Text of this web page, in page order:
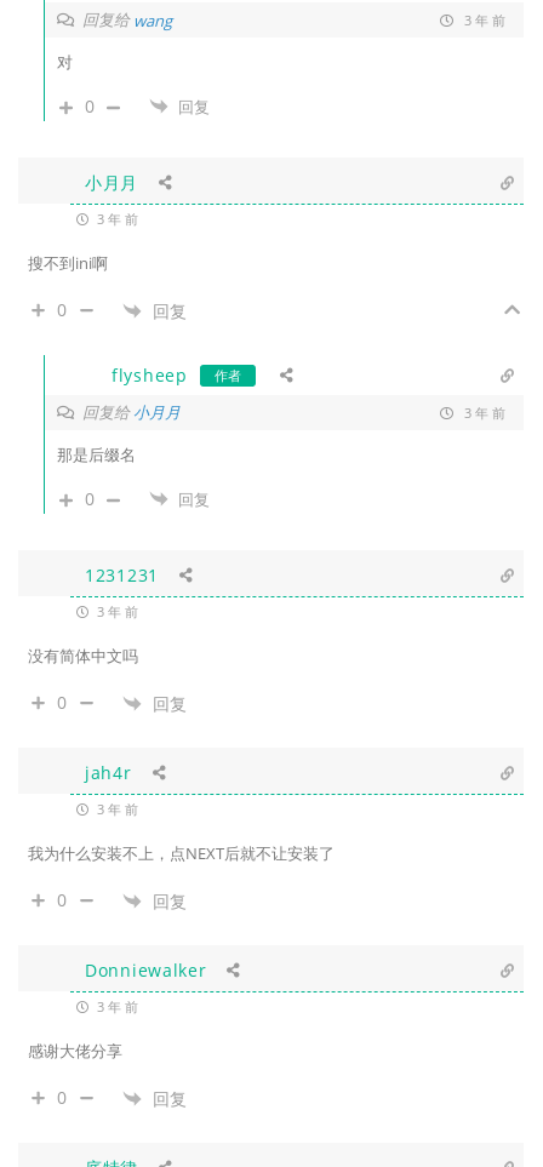
回复给 wang 3 年 前
对
0 回复
小月月
3 年 前
搜不到ini啊
0 回复
flysheep 作者
回复给小月月 3 年 前
那是后缀名
0 回复
1231231
3 年 前
没有简体中文吗
0 回复
jah4r
3 年 前
我为什么安装不上，点NEXT后就不让安装了
0 回复
Donniewalker
3 年 前
感谢大佬分享
0 回复